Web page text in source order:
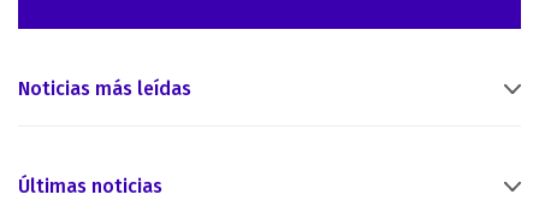
Noticias más leídas
Últimas noticias